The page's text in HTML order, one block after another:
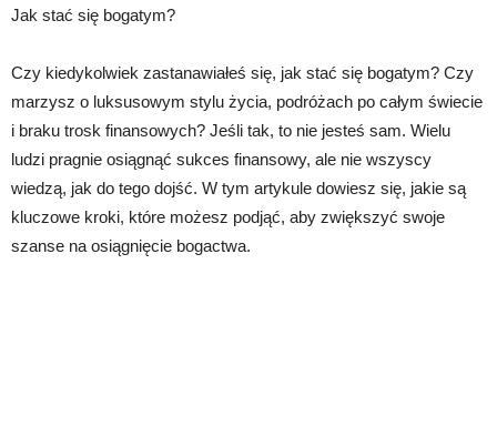
Jak stać się bogatym?
Czy kiedykolwiek zastanawiałeś się, jak stać się bogatym? Czy
marzysz o luksusowym stylu życia, podróżach po całym świecie
i braku trosk finansowych? Jeśli tak, to nie jesteś sam. Wielu
ludzi pragnie osiągnąć sukces finansowy, ale nie wszyscy
wiedzą, jak do tego dojść. W tym artykule dowiesz się, jakie są
kluczowe kroki, które możesz podjąć, aby zwiększyć swoje
szanse na osiągnięcie bogactwa.